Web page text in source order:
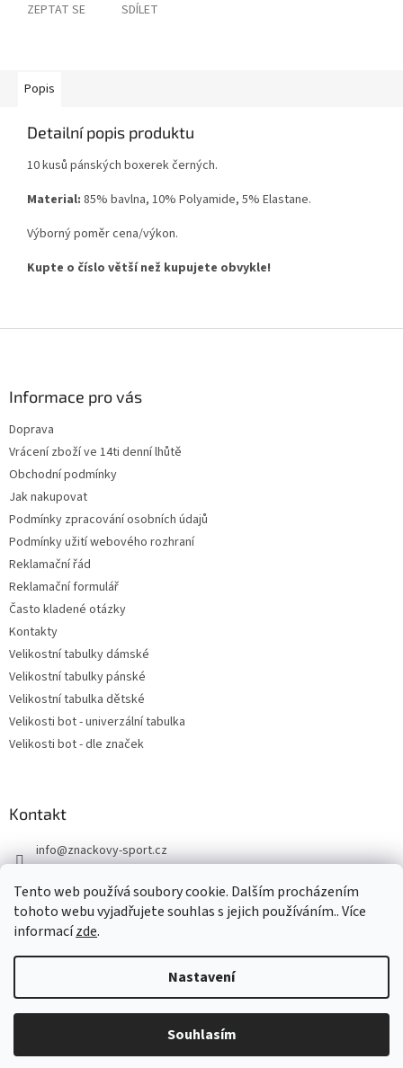
Tento web používá soubory cookie. Dalším procházením
tohoto webu vyjadřujete souhlas s jejich používáním.. Více
informacízde.
Nastavení
Souhlasím
DOVOLENÁ - objednávky přijaté nyní odešleme v pondělí 10.8.
ZEPTAT SE SDÍLET
Popis
Detailní popis produktu
10 kusů pánských boxerek černých.
Material: 85% bavlna, 10% Polyamide, 5% Elastane.
Výborný poměr cena/výkon.
Kupte o číslo větší než kupujete obvykle!
Informace pro vás
Doprava
Vrácení zboží ve 14ti denní lhůtě
Obchodní podmínky
Jak nakupovat
Podmínky zpracování osobních údajů
Podmínky užití webového rozhraní
Reklamační řád
Reklamační formulář
Často kladené otázky
Kontakty
Velikostní tabulky dámské
Velikostní tabulky pánské
Velikostní tabulka dětské
Velikosti bot - univerzální tabulka
Velikosti bot - dle značek
Kontakt
info@znackovy-sport.cz
Vytvořil Shoptet
Značkový sport. Všechna práva vyhrazena.